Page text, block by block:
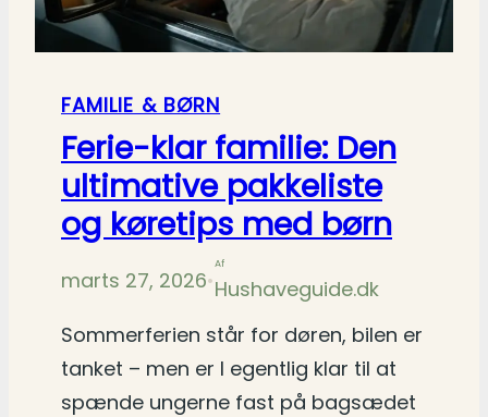
FAMILIE & BØRN
Ferie-klar familie: Den
ultimative pakkeliste
og køretips med børn
marts 27, 2026•
Af
Hushaveguide.dk
Sommerferien står for døren, bilen er
tanket – men er I egentlig klar til at
spænde ungerne fast på bagsædet